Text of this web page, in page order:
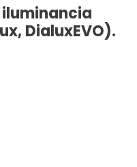
DialuxEVO).